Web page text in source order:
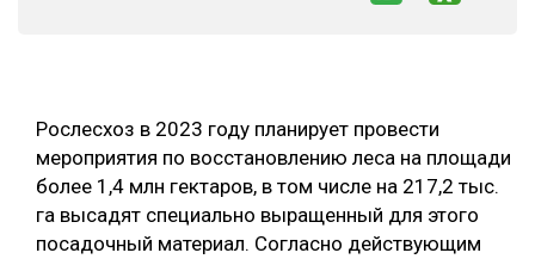
Рослесхоз в 2023 году планирует провести
мероприятия по восстановлению леса на площади
более 1,4 млн гектаров, в том числе на 217,2 тыс.
га высадят специально выращенный для этого
посадочный материал. Согласно действующим